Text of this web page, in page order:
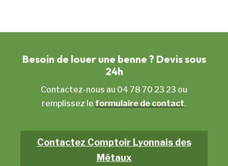
Besoin de louer une benne ? Devis sous
24h
Contactez-nous au 04 78 70 23 23 ou
remplissez le formulaire de contact.
Contactez Comptoir Lyonnais des
Métaux